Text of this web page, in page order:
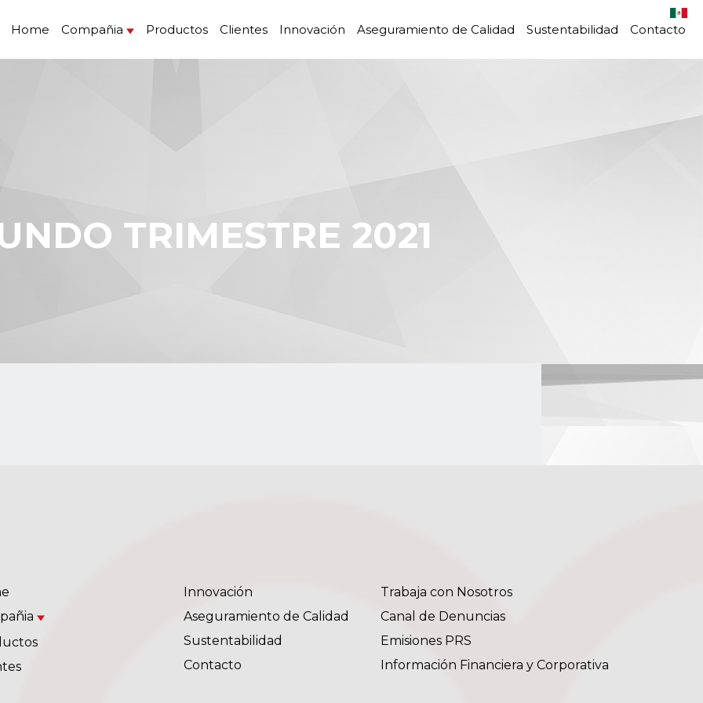
Home Compañia Productos Clientes Innovación Aseguramiento de Calidad Sustentabilidad Contacto
TRIMESTRE 2021
Innovación
Aseguramiento de Calidad
Sustentabilidad
Contacto
Trabaja con Nosotros
Canal de Denuncias
Emisiones PRS
Información Financiera y Corporativa